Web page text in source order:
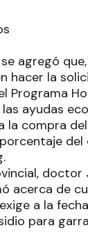
agregó
hacer la
Programa
ayudas
la compra
doctor
acerca de
a la
para